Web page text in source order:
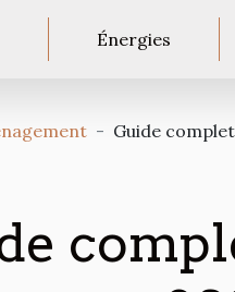
Énergies
Guide